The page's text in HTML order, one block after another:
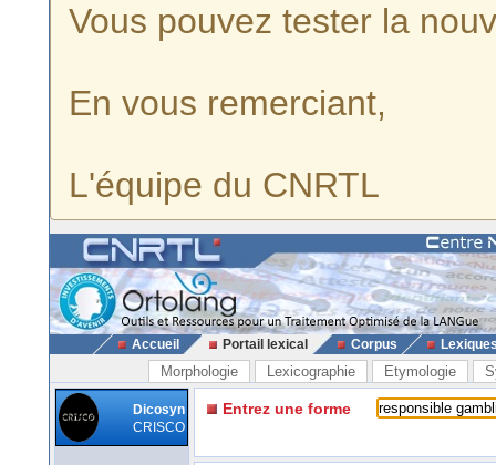
Vous pouvez tester la
En vous remerciant,
L'équipe du CNRTL
Accueil Portail lexical Corpus
Morphologie Lexicographie Etymologie
Dicosyn
CRISCO
Entrez une forme